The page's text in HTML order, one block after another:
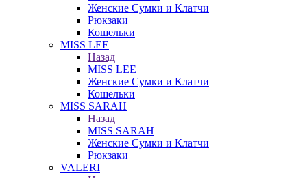
Женские Сумки и Клатчи
Рюкзаки
Кошельки
MISS LEE
Назад
MISS LEE
Женские Сумки и Клатчи
Кошельки
MISS SARAH
Назад
MISS SARAH
Женские Сумки и Клатчи
Рюкзаки
VALERI